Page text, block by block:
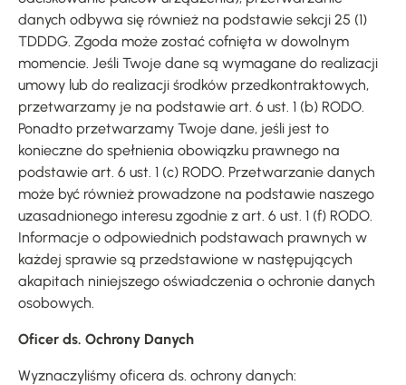
danych odbywa się również na podstawie sekcji 25 (1)
TDDDG. Zgoda może zostać cofnięta w dowolnym
momencie. Jeśli Twoje dane są wymagane do realizacji
umowy lub do realizacji środków przedkontraktowych,
przetwarzamy je na podstawie art. 6 ust. 1 (b) RODO.
Ponadto przetwarzamy Twoje dane, jeśli jest to
konieczne do spełnienia obowiązku prawnego na
podstawie art. 6 ust. 1 (c) RODO. Przetwarzanie danych
może być również prowadzone na podstawie naszego
uzasadnionego interesu zgodnie z art. 6 ust. 1 (f) RODO.
Informacje o odpowiednich podstawach prawnych w
każdej sprawie są przedstawione w następujących
akapitach niniejszego oświadczenia o ochronie danych
osobowych.
Oficer ds. Ochrony Danych
Wyznaczyliśmy oficera ds. ochrony danych: